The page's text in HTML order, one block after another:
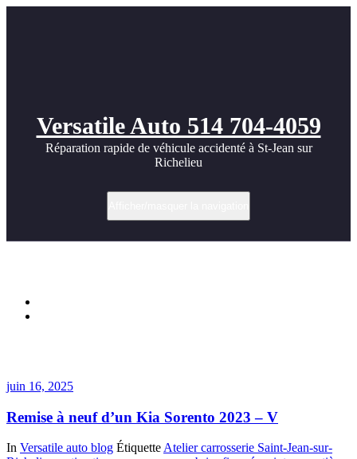
Versatile Auto 514 704-4059
Réparation rapide de véhicule accidenté à St-Jean sur
Richelieu
juin 16, 2025
Remise à neuf d’un Kia Sorento 2023 – V
In Versatile auto blog Étiquette Atelier carrosserie Saint-Jean-sur-